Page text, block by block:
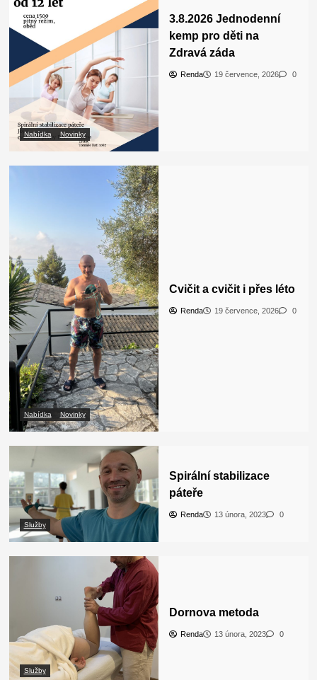
Nabídka Novinky
3.8.2026 Jednodenní
kemp pro děti na
Zdravá záda
Renda 19 července, 2026 0
Nabídka Novinky
Cvičit a cvičit i přes léto
Renda 19 července, 2026 0
Služby
Spirální stabilizace
páteře
Renda 13 února, 2023 0
Služby
Dornova metoda
Renda 13 února, 2023 0